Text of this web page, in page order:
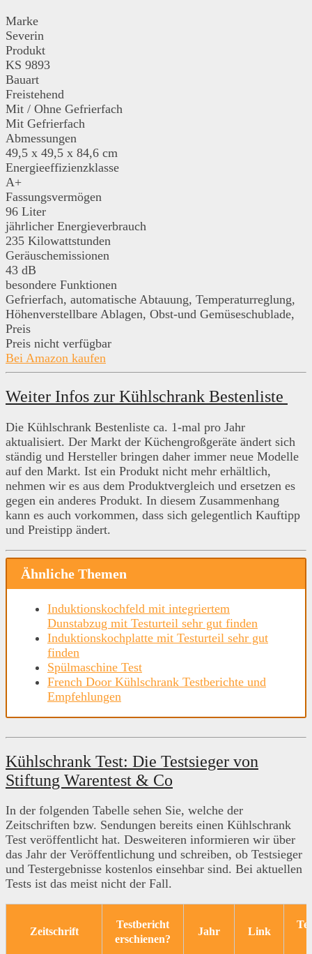
Marke
Severin
Produkt
KS 9893
Bauart
Freistehend
Mit / Ohne Gefrierfach
Mit Gefrierfach
Abmessungen
49,5 x 49,5 x 84,6 cm
Energieeffizienzklasse
A+
Fassungsvermögen
96 Liter
jährlicher Energieverbrauch
235 Kilowattstunden
Geräuschemissionen
43 dB
besondere Funktionen
Gefrierfach, automatische Abtauung, Temperaturreglung,
Höhenverstellbare Ablagen, Obst-und Gemüseschublade,
Preis
Preis nicht verfügbar
Bei Amazon kaufen
Weiter Infos zur Kühlschrank Bestenliste
Die Kühlschrank Bestenliste ca. 1-mal pro Jahr
aktualisiert. Der Markt der Küchengroßgeräte ändert sich
ständig und Hersteller bringen daher immer neue Modelle
auf den Markt. Ist ein Produkt nicht mehr erhältlich,
nehmen wir es aus dem Produktvergleich und ersetzen es
gegen ein anderes Produkt. In diesem Zusammenhang
kann es auch vorkommen, dass sich gelegentlich Kauftipp
und Preistipp ändert.
Ähnliche Themen
Induktionskochfeld mit integriertem
Dunstabzug mit Testurteil sehr gut finden
Induktionskochplatte mit Testurteil sehr gut
finden
Spülmaschine Test
French Door Kühlschrank Testberichte und
Empfehlungen
Kühlschrank Test: Die Testsieger von
Stiftung Warentest & Co
In der folgenden Tabelle sehen Sie, welche der
Zeitschriften bzw. Sendungen bereits einen Kühlschrank
Test veröffentlicht hat. Desweiteren informieren wir über
das Jahr der Veröffentlichung und schreiben, ob Testsieger
und Testergebnisse kostenlos einsehbar sind. Bei aktuellen
Tests ist das meist nicht der Fall.
Zeitschrift
Testbericht
erschienen?
Jahr Link